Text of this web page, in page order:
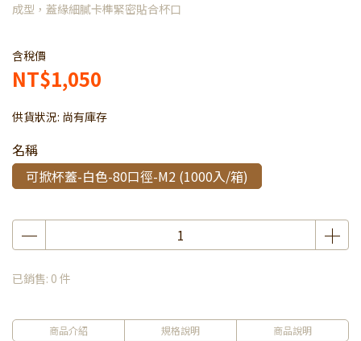
成型，蓋緣細膩卡榫緊密貼合杯口
含稅價
NT$1,050
供貨狀況: 尚有庫存
名稱
可掀杯蓋-白色-80口徑-M2 (1000入/箱)
已銷售: 0 件
商品介紹 規格說明 商品說明